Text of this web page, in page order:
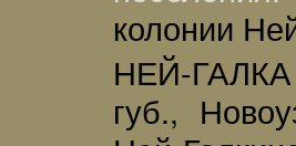
колонии
НЕЙ-ГАЛКА
губ.,